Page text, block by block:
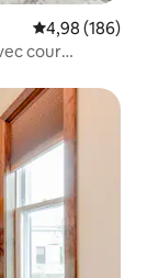
Évaluation
4,98 (186)
cour